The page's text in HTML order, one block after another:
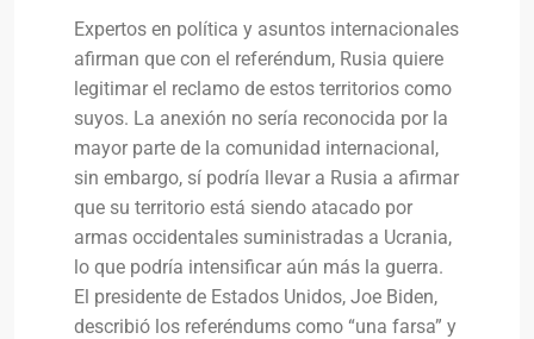
Expertos en política y asuntos internacionales
afirman que con el referéndum, Rusia quiere
legitimar el reclamo de estos territorios como
suyos. La anexión no sería reconocida por la
mayor parte de la comunidad internacional,
sin embargo, sí podría llevar a Rusia a afirmar
que su territorio está siendo atacado por
armas occidentales suministradas a Ucrania,
lo que podría intensificar aún más la guerra.
El presidente de Estados Unidos, Joe Biden,
describió los referéndums como “una farsa” y